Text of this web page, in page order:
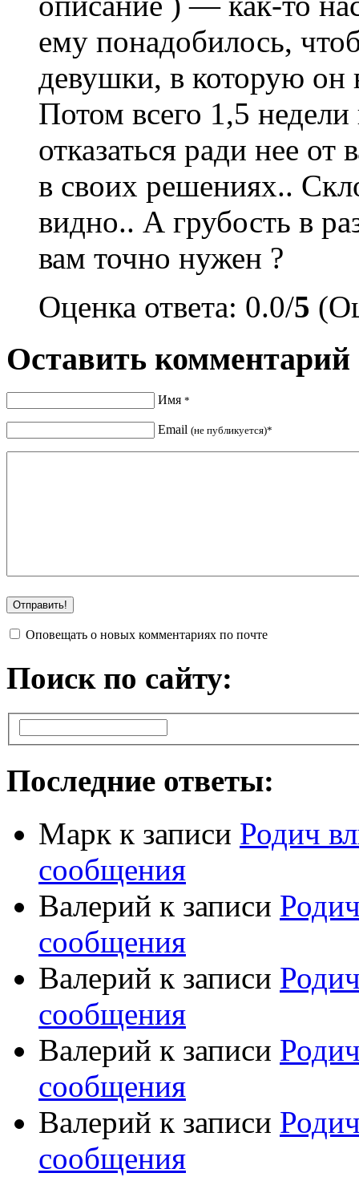
ему понадобилось,
девушки, в которую он
Потом всего 1,5
отказаться ради нее
в своих решениях..
видно.. А грубость в
вам точно нужен ?
Оценка ответа: 0.0/5
Оставить комментарий
Имя *
Email (не публикуется)*
Оповещать о новых комментариях по почте
Поиск по сайту:
Последние ответы:
Марк к записи Родич
сообщения
Валерий к записи
сообщения
Валерий к записи
сообщения
Валерий к записи
сообщения
Валерий к записи
сообщения